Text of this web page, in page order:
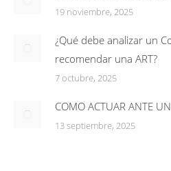
19 noviembre, 2025
¿Qué debe analizar un
recomendar una ART?
7 octubre, 2025
COMO ACTUAR ANTE
13 septiembre, 2025